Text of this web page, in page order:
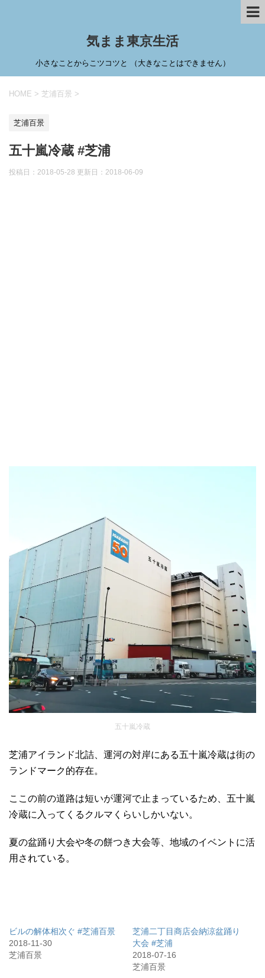
気まま東京生活
小さなことからこツコツと （大きなことはできません）
HOME > 芝浦百景 >
芝浦百景
五十嵐冷蔵 #芝浦
投稿日：2018-05-28 更新日： 2018-06-09
五十嵐冷蔵
芝浦アイランド北詰、運河の対岸にある五十嵐冷蔵は街の
ランドマーク的存在。
ここの前の道路は短いが運河で止まっているため、五十嵐
冷蔵に入ってくるクルマくらいしかいない。
夏の盆踊り大会や冬の餅つき大会等、地域のイベントに活
用されている。
ビルの解体相次ぐ #芝浦百景
2018-11-30
芝浦百景
芝浦二丁目商店会納涼盆踊り
大会 #芝浦
2018-07-16
芝浦百景